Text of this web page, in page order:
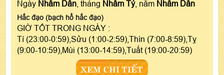
Ngày Nhâm Dần , tháng Nhâm Tý, năm Nhâm Dần
Hắc đạo (bạch hổ hắc đạo)
GIỜ TỐT TRONG NGÀY :
Tí (23:00-0:59),Sửu (1:00-2:59),Thìn (7:00-8:59),Tỵ
(9:00-10:59),Mùi (13:00-14:59),Tuất (19:00-20:59)
XEM CHI TIẾT